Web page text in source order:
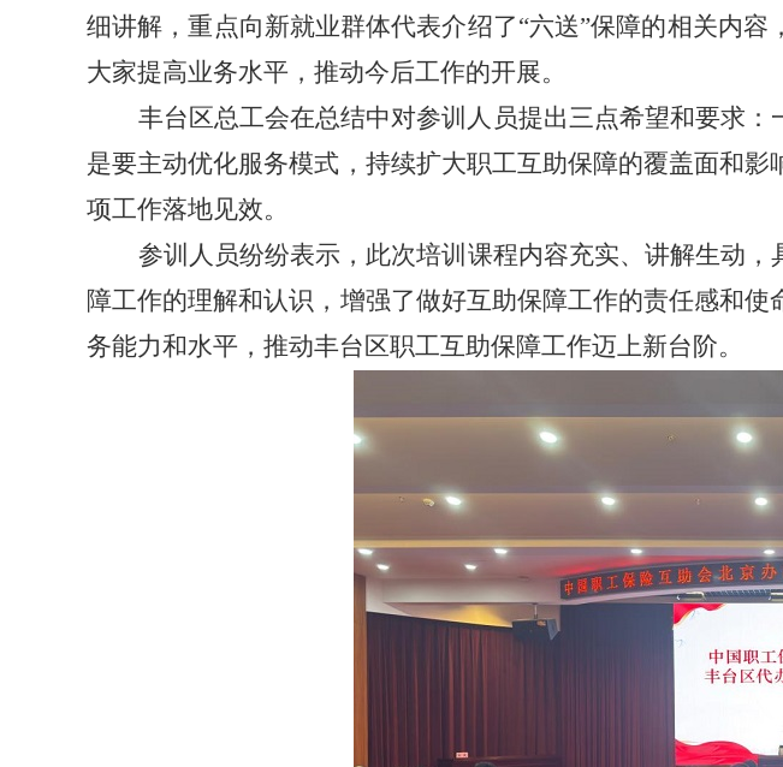
细讲解，重点向新就业群体代表介绍了“六送”保障的相关内
大家提高业务水平，推动今后工作的开展。
丰台区总工会在总结中对参训人员提出三点希望和要求
是要主动优化服务模式，持续扩大职工互助保障的覆盖面和
项工作落地见效。
参训人员纷纷表示， 此次培训课程内容充实、讲解生动
障工作的理解和认识，增强了做好互助保障工作的责任感和
务能力和水平，推动丰台区职工互助保障工作迈上新台阶。